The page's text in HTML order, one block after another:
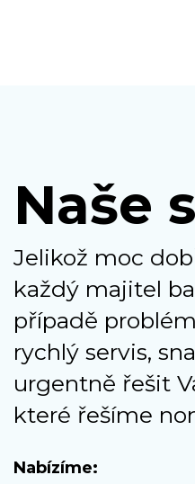
Naše
Jelikož moc
každý majitel
případě
rychlý servis,
urgentně řešit
které řešíme
Nabízíme: